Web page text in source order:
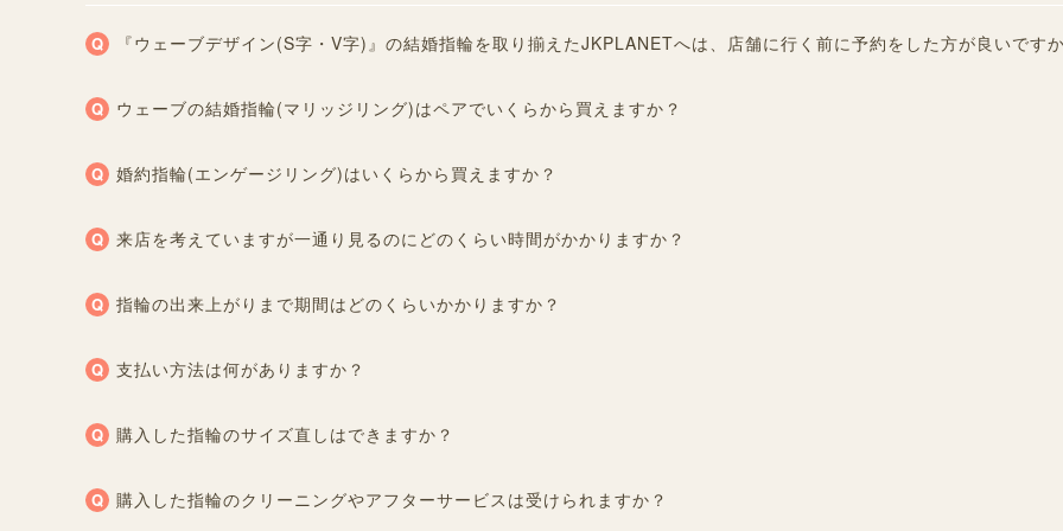
『ウェーブデザイン(S字・V字)』の結婚指輪を取り揃えたJKPLANETへは、店舗に行く前に予約をした方が良いです
ウェーブの結婚指輪(マリッジリング)はペアでいくらから買えますか？
婚約指輪(エンゲージリング)はいくらから買えますか？
来店を考えていますが一通り見るのにどのくらい時間がかかりますか？
指輪の出来上がりまで期間はどのくらいかかりますか？
支払い方法は何がありますか？
購入した指輪のサイズ直しはできますか？
購入した指輪のクリーニングやアフターサービスは受けられますか？